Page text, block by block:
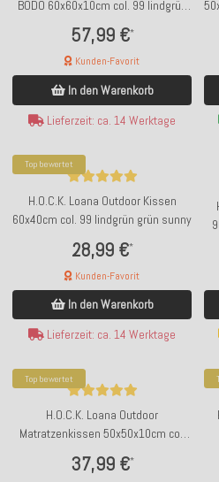
BODO 60x60x10cm col. 99 lindgrün
grün sunny
57,99 €*
Kunden-Favorit
In den Warenkorb
Lieferzeit: ca. 14 Werktage
Top bewertet
H.O.C.K. Loana Outdoor Kissen
60x40cm col. 99 lindgrün grün sunny
28,99 €*
Kunden-Favorit
In den Warenkorb
Lieferzeit: ca. 14 Werktage
Top bewertet
H.O.C.K. Loana Outdoor
Matratzenkissen 50x50x10cm col.
37,99 €*